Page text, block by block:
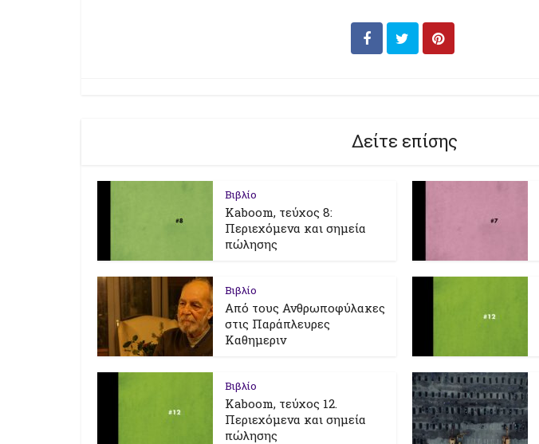
Δείτε επίσης
Βιβλίο
Kaboom, τεύχος 8:
Περιεχόμενα και σημεία
πώλησης
Βιβλίο
Από τους Ανθρωποφύλακες
στις Παράπλευρες
Καθημεριν
Βιβλίο
Kaboom, τεύχος 12.
Περιεχόμενα και σημεία
πώλησης